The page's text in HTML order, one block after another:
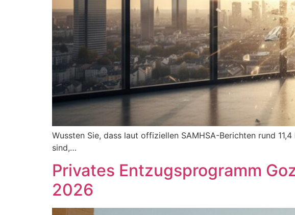
Wussten Sie, dass laut offiziellen SAMHSA-Berichten rund
sind,…
Privates Entzugsprogramm
2026